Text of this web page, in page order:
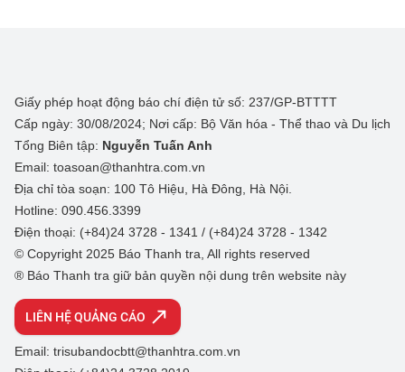
Giấy phép hoạt động báo chí điện tử số: 237/GP-BTTTT
Cấp ngày: 30/08/2024; Nơi cấp: Bộ Văn hóa - Thể thao và Du lịch
Tổng Biên tập: Nguyễn Tuấn Anh
Email: toasoan@thanhtra.com.vn
Địa chỉ tòa soạn: 100 Tô Hiệu, Hà Đông, Hà Nội.
Hotline: 090.456.3399
Điện thoại: (+84)24 3728 - 1341 / (+84)24 3728 - 1342
© Copyright 2025 Báo Thanh tra, All rights reserved
® Báo Thanh tra giữ bản quyền nội dung trên website này
LIÊN HỆ QUẢNG CÁO
Email: trisubandocbtt@thanhtra.com.vn